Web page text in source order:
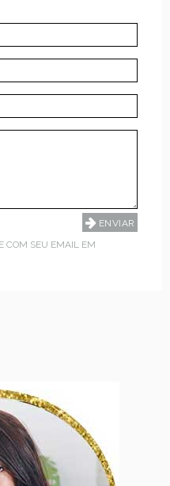
COM SEU EMAIL EM